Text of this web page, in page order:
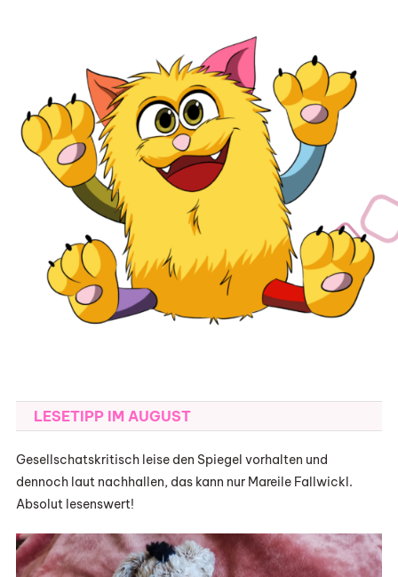
LESETIPP IM AUGUST
Gesellschatskritisch leise den Spiegel vorhalten und
dennoch laut nachhallen, das kann nur Mareile Fallwickl.
Absolut lesenswert!